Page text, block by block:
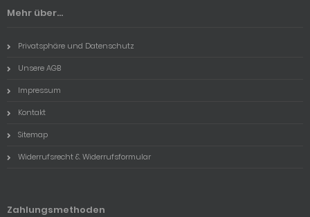
Mehr über...
Privatsphäre und Datenschutz
Unsere AGB
Impressum
Kontakt
Sitemap
Widerrufsrecht & Widerrufsformular
Zahlungsmethoden